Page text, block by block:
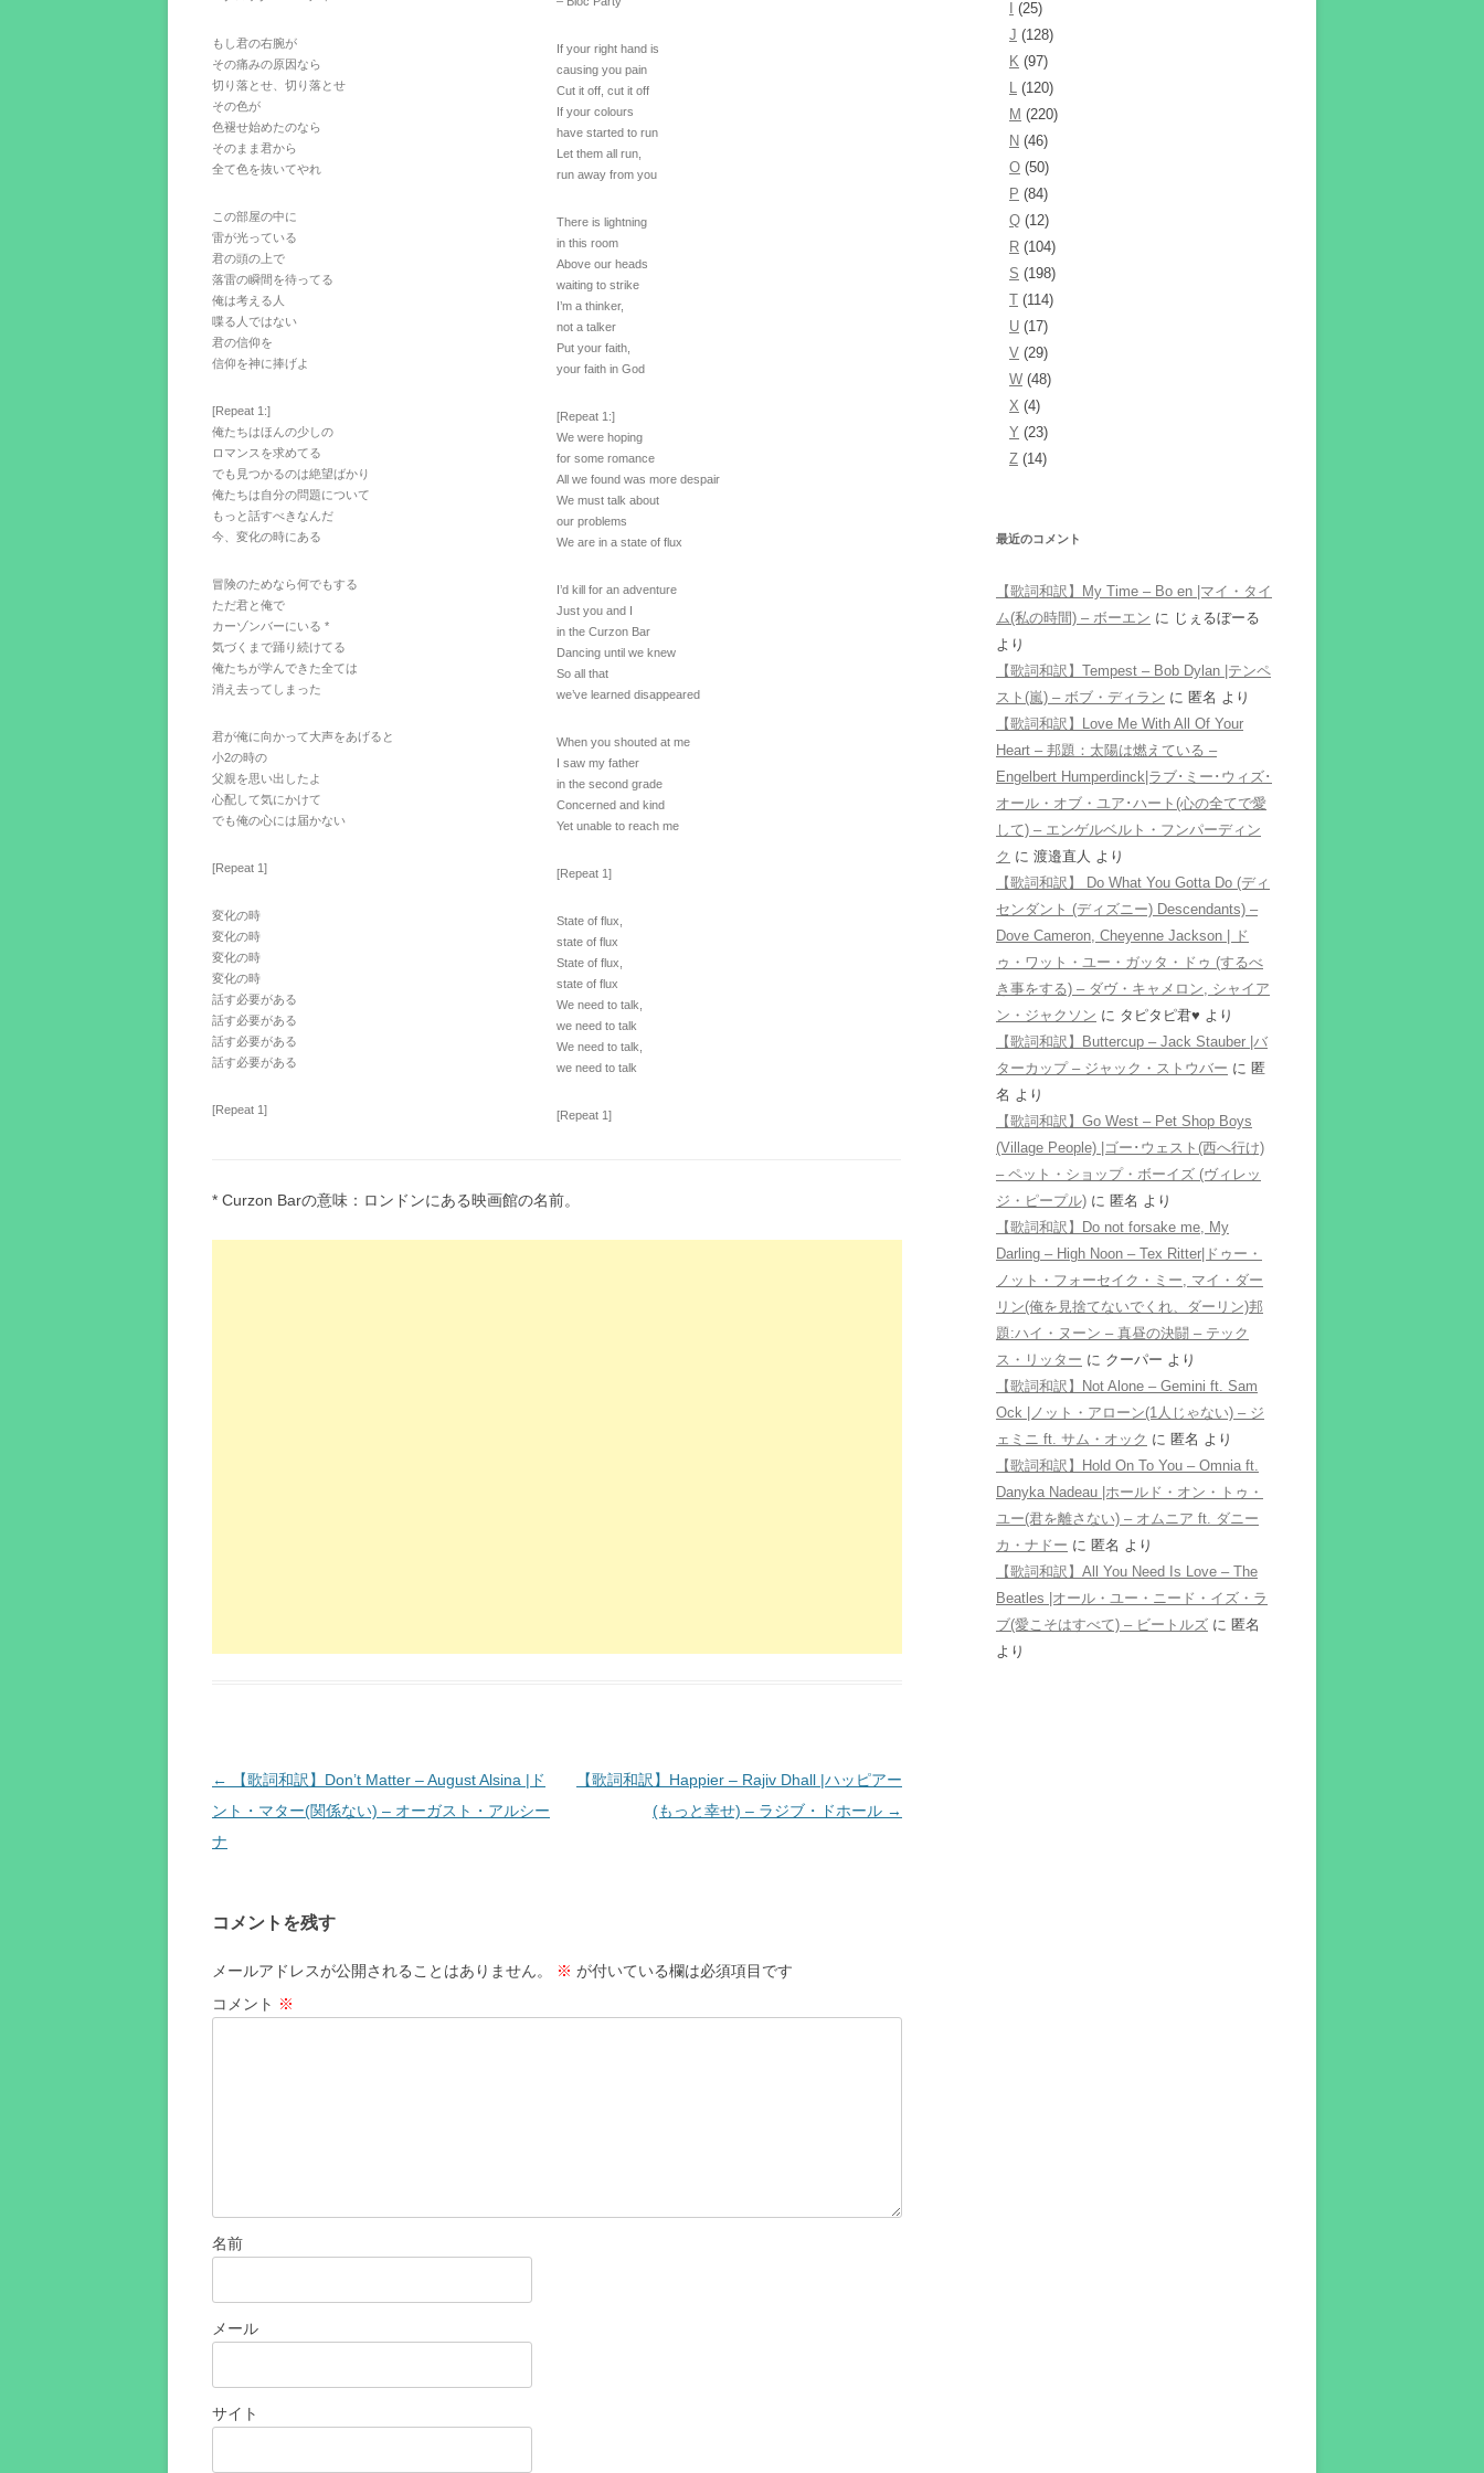
もし君の右腕が
その痛みの原因なら
切り落とせ、切り落とせ
その色が
色褪せ始めたのなら
そのまま君から
全て色を抜いてやれ
この部屋の中に
雷が光っている
君の頭の上で
落雷の瞬間を待ってる
俺は考える人
喋る人ではない
君の信仰を
信仰を神に捧げよ
[Repeat 1:]
俺たちはほんの少しの
ロマンスを求めてる
でも見つかるのは絶望ばかり
俺たちは自分の問題について
もっと話すべきなんだ
今、変化の時にある
冒険のためなら何でもする
ただ君と俺で
カーゾンバーにいる *
気づくまで踊り続けてる
俺たちが学んできた全ては
消え去ってしまった
君が俺に向かって大声をあげると
小2の時の
父親を思い出したよ
心配して気にかけて
でも俺の心には届かない
[Repeat 1]
変化の時
変化の時
変化の時
変化の時
話す必要がある
話す必要がある
話す必要がある
話す必要がある
[Repeat 1]
If your right hand is
causing you pain
Cut it off, cut it off
If your colours
have started to run
Let them all run,
run away from you
There is lightning
in this room
Above our heads
waiting to strike
I’m a thinker,
not a talker
Put your faith,
your faith in God
[Repeat 1:]
We were hoping
for some romance
All we found was more despair
We must talk about
our problems
We are in a state of flux
I’d kill for an adventure
Just you and I
in the Curzon Bar
Dancing until we knew
So all that
we’ve learned disappeared
When you shouted at me
I saw my father
in the second grade
Concerned and kind
Yet unable to reach me
[Repeat 1]
State of flux,
state of flux
State of flux,
state of flux
We need to talk,
we need to talk
We need to talk,
we need to talk
[Repeat 1]
* Curzon Barの意味：ロンドンにある映画館の名前。
投
稿
ナ
ー
シ
ョ
←
【歌詞和訳】Don’t Matter – August Alsina |ド
ント・マター(関係ない) – オーガスト・アルシー
ナ
【歌詞和訳】Happier – Rajiv Dhall |ハッピアー
(もっと幸せ) – ラジブ・ドホール →
コメントを残す
メールアドレスが公開されることはありません。 ※ が付いている欄は必須項目です
コメント ※
名前
メール
サイト
(25)
J (128)
K (97)
L (120)
M (220)
N (46)
O (50)
P (84)
Q (12)
R (104)
S (198)
T (114)
U (17)
V (29)
W (48)
X (4)
Y (23)
Z (14)
最近のコメント
【歌詞和訳】My Time – Bo en |マイ・タイ
ム(私の時間) – ボーエン に じぇるぼーる
より
【歌詞和訳】Tempest – Bob Dylan |テンペ
スト(嵐) – ボブ・ディラン に 匿名 より
【歌詞和訳】Love Me With All Of Your
Heart – 邦題：太陽は燃えている –
Engelbert Humperdinck|ラブ･ミー･ウィズ･
オール・オブ・ユア･ハート(心の全てで愛
して) – エンゲルベルト・フンパーディン
ク に 渡邉直人 より
【歌詞和訳】 Do What You Gotta Do (ディ
センダント (ディズニー) Descendants) –
Dove Cameron, Cheyenne Jackson | ド
ゥ・ワット・ユー・ガッタ・ドゥ (するべ
き事をする) – ダヴ・キャメロン, シャイア
ン・ジャクソン に タピタピ君♥️ より
【歌詞和訳】Buttercup – Jack Stauber |バ
ターカップ – ジャック・ストウバー に 匿
名 より
【歌詞和訳】Go West – Pet Shop Boys
(Village People) |ゴー･ウェスト(西へ行け)
– ペット・ショップ・ボーイズ (ヴィレッ
ジ・ピープル) に 匿名 より
【歌詞和訳】Do not forsake me, My
Darling – High Noon – Tex Ritter|ドゥー・
ノット・フォーセイク・ミー, マイ・ダー
リン(俺を見捨てないでくれ、ダーリン)邦
題:ハイ・ヌーン – 真昼の決闘 – テック
ス・リッター に クーパー より
【歌詞和訳】Not Alone – Gemini ft. Sam
Ock |ノット・アローン(1人じゃない) – ジ
ェミニ ft. サム・オック に 匿名 より
【歌詞和訳】Hold On To You – Omnia ft.
Danyka Nadeau |ホールド・オン・トゥ・
ユー(君を離さない) – オムニア ft. ダニー
カ・ナドー に 匿名 より
【歌詞和訳】All You Need Is Love – The
Beatles |オール・ユー・ニード・イズ・ラ
ブ(愛こそはすべて) – ビートルズ に 匿名
より